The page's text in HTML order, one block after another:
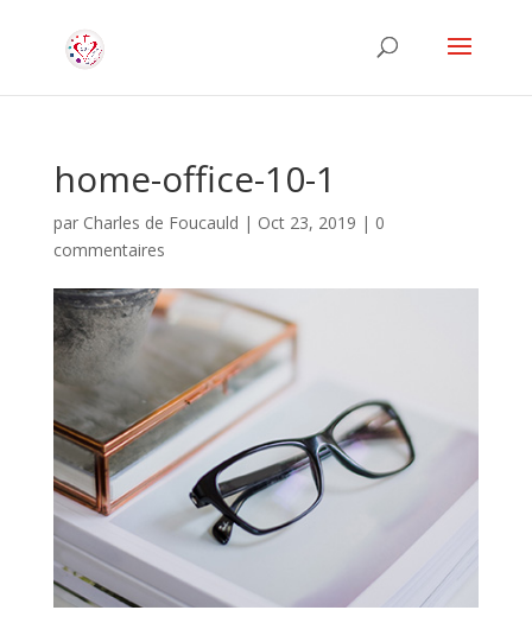
home-office-10-1
par Charles de Foucauld | Oct 23, 2019 | 0
commentaires